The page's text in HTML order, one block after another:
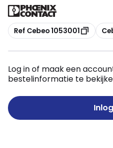
Kopiëren
Ref Cebeo 1053001
Log in of maak een
bestelinformatie te